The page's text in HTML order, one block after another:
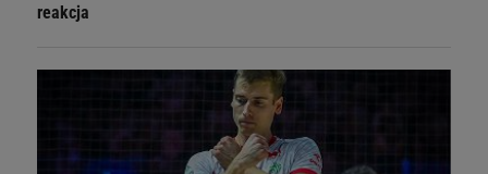
reakcja